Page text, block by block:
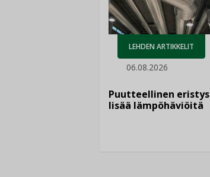
LEHDEN ARTIKKELIT
06.08.2026
Puutteellinen eristys
lisää lämpöhäviöitä